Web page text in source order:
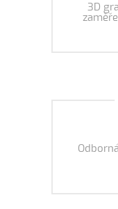
3D